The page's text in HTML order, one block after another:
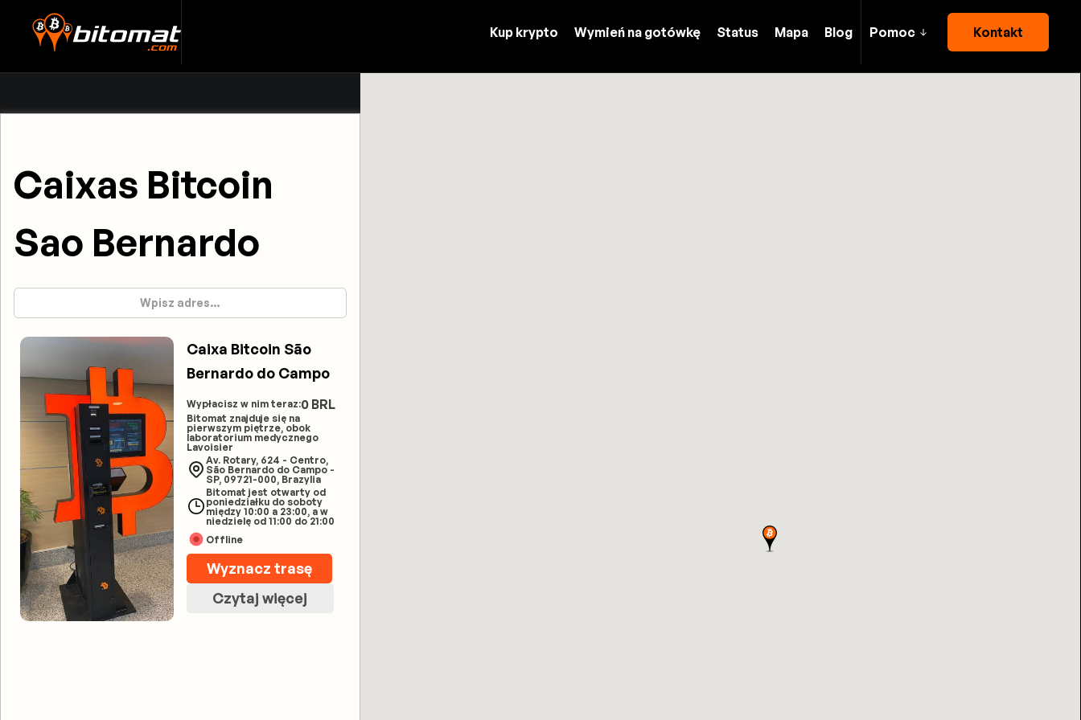
Kup krypto Wymień na gotówkę Status Mapa Blog Pomoc Kontakt
Caixas Bitcoin
Sao Bernardo
Caixa Bitcoin São
Bernardo do Campo
Wypłacisz w nim teraz:0 BRL
Bitomat znajduje się na
pierwszym piętrze, obok
laboratorium medycznego
Lavoisier
Av. Rotary, 624 - Centro,
São Bernardo do Campo -
SP, 09721-000, Brazylia
Bitomat jest otwarty od
poniedziałku do soboty
między 10:00 a 23:00, a w
niedzielę od 11:00 do 21:00
Offline
Wyznacz trasę
Czytaj więcej